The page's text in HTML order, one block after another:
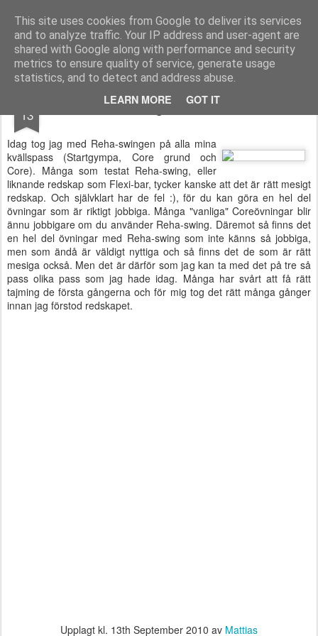
This site uses cookies from Google to deliver its services
and to analyze traffic. Your IP address and user-agent are
shared with Google along with performance and security
metrics to ensure quality of service, generate usage
statistics, and to detect and address abuse.
LEARN MORE GOT IT
Functional Fitness by Mattias - Träningsinspiration & träningsfilmer
Pages
13 Reha-swing för hela slanten
Idag tog jag med Reha-swingen på alla mina
kvällspass (Startgympa, Core grund och
Core). Många som testat Reha-swing, eller
liknande redskap som Flexi-bar, tycker kanske att det är rätt mesigt
redskap. Och självklart har de fel :), för du kan göra en hel del
övningar som är riktigt jobbiga. Många "vanliga" Coreövningar blir
ännu jobbigare om du använder Reha-swing. Däremot så finns det
en hel del övningar med Reha-swing som inte känns så jobbiga,
men som ändå är väldigt nyttiga och så finns det de som är rätt
mesiga också. Men det är därför som jag kan ta med det på tre så
pass olika pass som jag hade idag. Många har svårt att få rätt
tajming de första gångerna och för mig tog det rätt många gånger
innan jag förstod redskapet.
Upplagt kl. 13th September 2010 av Mattias